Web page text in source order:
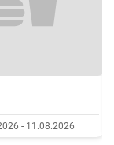
- 11.08.2026